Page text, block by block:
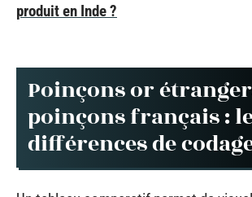
produit en Inde ?
Poinçons or
poinçons français :
différences de